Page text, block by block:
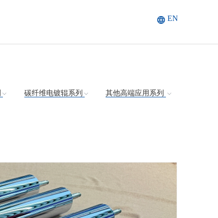
EN
碳纤维电镀辊系列 其他高端应用系列